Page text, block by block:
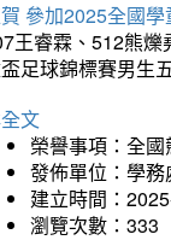
參加2025全國
王睿霖、512熊
足球錦標賽男生
文
榮譽事項：全國
發佈單位：學務
建立時間：
瀏覽次數：333